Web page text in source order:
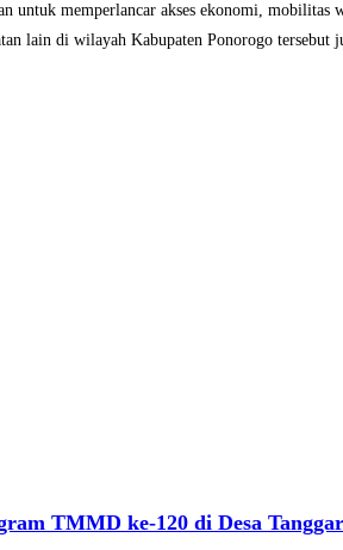
memperlancar akses ekonomi, mobilitas
lain di wilayah Kabupaten Ponorogo
TMMD ke-120 di Desa